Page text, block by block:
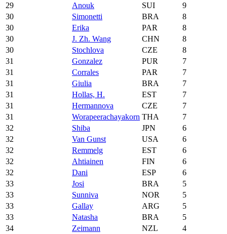
29
Anouk SUI
9
30
Simonetti BRA
8
30
Erika PAR
8
30
J. Zh. Wang CHN
8
30
Stochlova CZE
8
31
Gonzalez PUR
7
31
Corrales PAR
7
31
Giulia BRA
7
31
Hollas, H. EST
7
31
Hermannova CZE
7
31
Worapeerachayakorn THA
7
32
Shiba JPN
6
32
Van Gunst USA
6
32
Remmelg EST
6
32
Ahtiainen FIN
6
32
Dani ESP
6
33
Josi BRA
5
33
Sunniva NOR
5
33
Gallay ARG
5
33
Natasha BRA
5
34
Zeimann NZL
4